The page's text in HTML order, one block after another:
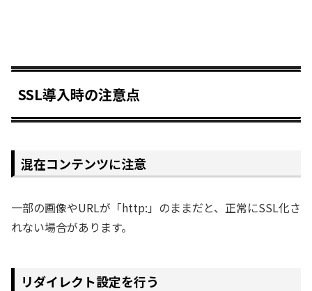
SSL導入時の注意点
混在コンテンツに注意
一部の画像やURLが「http:」のままだと、正常にSSL化さ
れない場合があります。
リダイレクト設定を行う